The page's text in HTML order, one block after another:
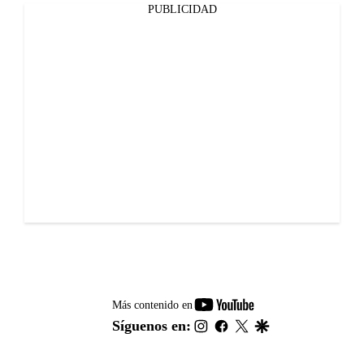
PUBLICIDAD
Más contenido en
youtube-
footer
Síguenos en: instagram
facebook
twitter